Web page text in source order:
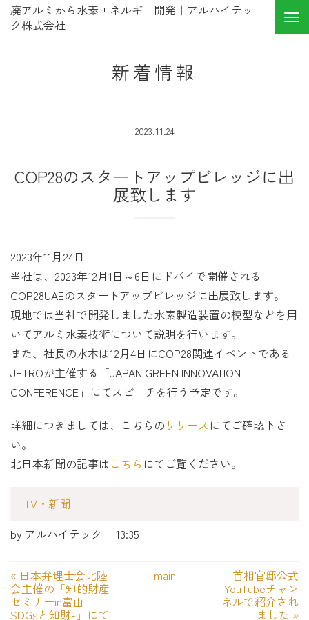
廃アルミから水素エネルギー開発｜アルハイテッ
ク株式会社
新着情報
2023.11.24
COP28のスタートアップビレッジに出
展致します
2023年11月24日
当社は、2023年12月1日～6日にドバイで開催される
COP28UAEのスタートアップビレッジに出展致します。
現地では当社で開発しました水素製造装置の模型などを用
いてアルミ水素技術について説明を行います。
また、社長の水木は12月4日にCOP28関連イベントである
JETROが主催する「JAPAN GREEN INNOVATION
CONFERENCE」にてスピーチを行う予定です。
詳細につきましては、こちらの リリース にてご確認下さ
い。
北日本新聞の記事は こちら にてご覧ください。
TV・新聞
by アルハイテック 13:35
« 日本弁理士会北陸
会主催の「知的財産
セミナーin富山-
SDGsと知財-」にて
main 首相官邸公式
YouTubeチャン
ネルで紹介され
ました »